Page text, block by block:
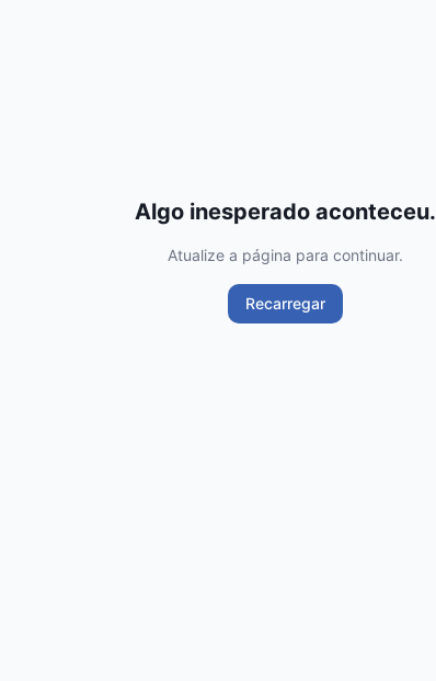
Algo inesperado aconteceu.
Atualize a página para continuar.
Recarregar